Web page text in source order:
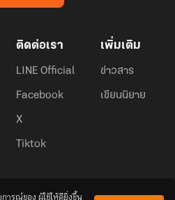
ติดต่อเรา
LINE Official
Facebook
X
Tiktok
เพิ่มเติม
ข่าวสาร
เขียนนิยาย